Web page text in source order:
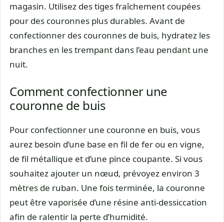
magasin. Utilisez des tiges fraîchement coupées
pour des couronnes plus durables. Avant de
confectionner des couronnes de buis, hydratez les
branches en les trempant dans l’eau pendant une
nuit.
Comment confectionner une
couronne de buis
Pour confectionner une couronne en buis, vous
aurez besoin d’une base en fil de fer ou en vigne,
de fil métallique et d’une pince coupante. Si vous
souhaitez ajouter un nœud, prévoyez environ 3
mètres de ruban. Une fois terminée, la couronne
peut être vaporisée d’une résine anti-dessiccation
afin de ralentir la perte d’humidité.